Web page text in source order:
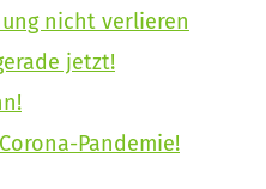
nicht verlieren
jetzt!
Pandemie!